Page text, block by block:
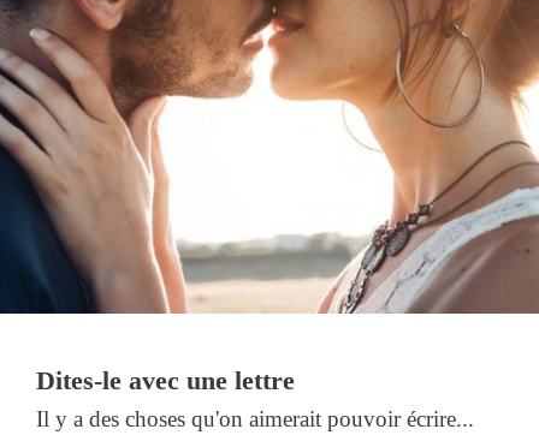
Dites-le avec une lettre
Il y a des choses qu'on aimerait pouvoir écrire...